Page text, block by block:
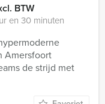
BTW
en 30 minuten
Amersfoort
de strijd met